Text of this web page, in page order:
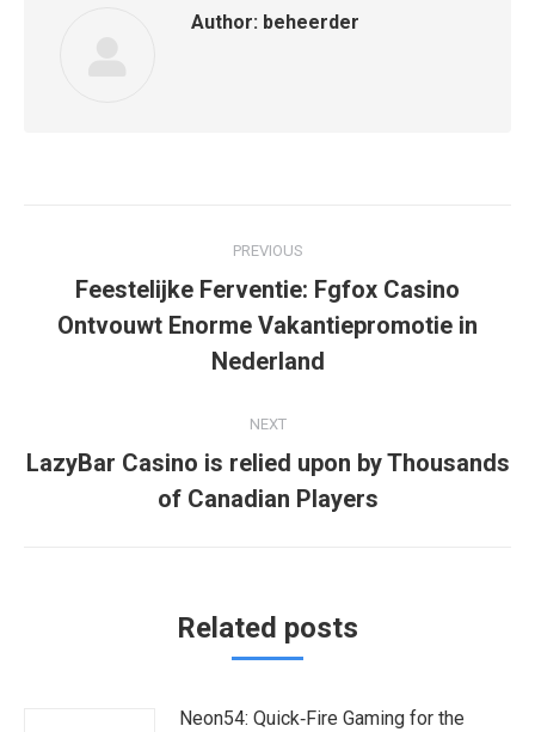
Author: beheerder
navigation
PREVIOUS
Previous
post:
Feestelijke Ferventie: Fgfox Casino
Ontvouwt Enorme Vakantiepromotie in
Nederland
NEXT
Next
post:
LazyBar Casino is relied upon by Thousands
of Canadian Players
Related posts
Neon54: Quick‑Fire Gaming for the